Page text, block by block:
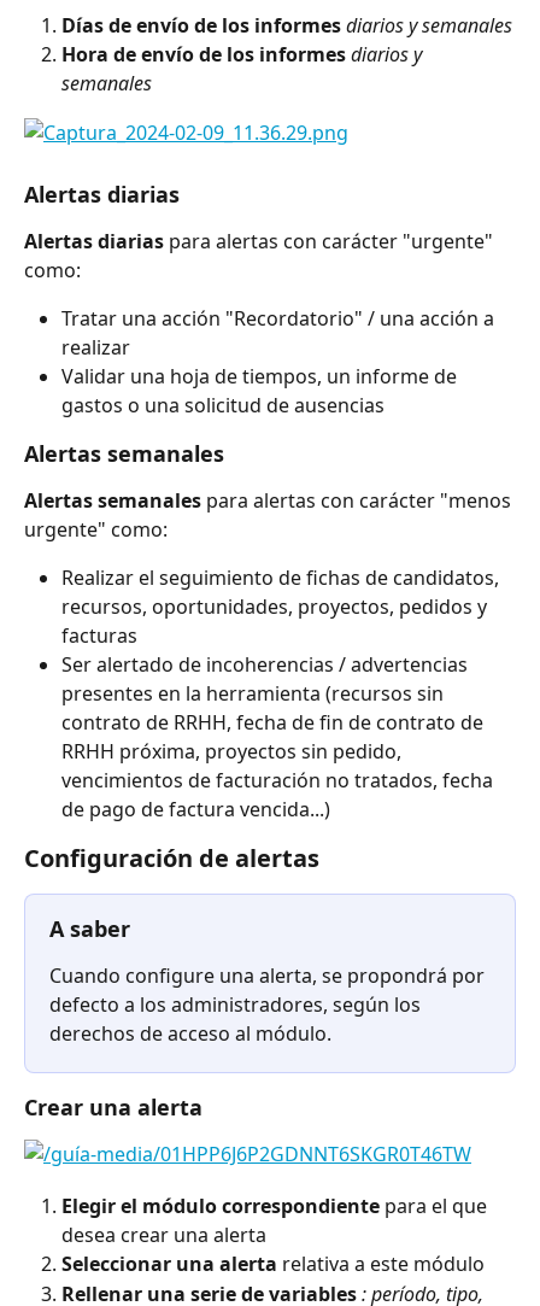
Días de envío de los informesdiarios y semanales
Hora de envío de los informesdiarios y
semanales
Alertas diarias
Alertas diarias para alertas con carácter "urgente"
como:
Tratar una acción "Recordatorio" / una acción a
realizar
Validar una hoja de tiempos, un informe de
gastos o una solicitud de ausencias
Alertas semanales
Alertas semanales para alertas con carácter "menos
urgente" como:
Realizar el seguimiento de fichas de candidatos,
recursos, oportunidades, proyectos, pedidos y
facturas
Ser alertado de incoherencias / advertencias
presentes en la herramienta (recursos sin
contrato de RRHH, fecha de fin de contrato de
RRHH próxima, proyectos sin pedido,
vencimientos de facturación no tratados, fecha
de pago de factura vencida...)
Configuración de alertas
A saber
Cuando configure una alerta, se propondrá por
defecto a los administradores, según los
derechos de acceso al módulo.
Crear una alerta
Elegir el módulo correspondiente para el que
desea crear una alerta
Seleccionar una alerta relativa a este módulo
Rellenar una serie de variables: período, tipo,